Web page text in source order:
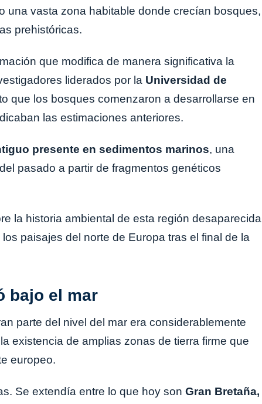
una vasta zona habitable donde crecían bosques,
prehistóricas.
que modifica de manera significativa la
liderados por la Universidad de
que los bosques comenzaron a desarrollarse en
las estimaciones anteriores.
presente en sedimentos marinos, una
pasado a partir de fragmentos genéticos
la historia ambiental de esta región desaparecida
paisajes del norte de Europa tras el final de la
bajo el mar
parte del nivel del mar era considerablemente
existencia de amplias zonas de tierra firme que
europeo.
Se extendía entre lo que hoy son Gran Bretaña,